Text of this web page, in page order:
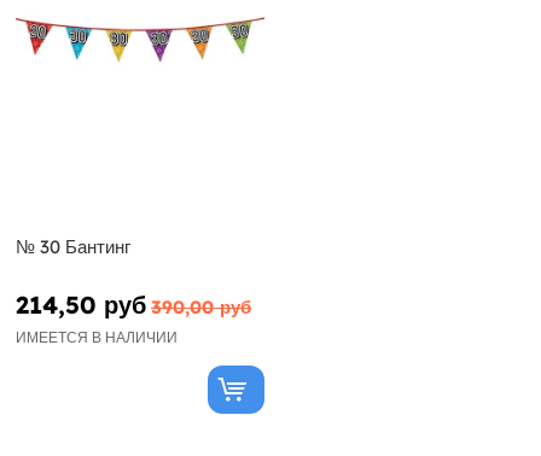
№ 30 Бантинг
214,50 руб 390,00 руб
ИМЕЕТСЯ В НАЛИЧИИ